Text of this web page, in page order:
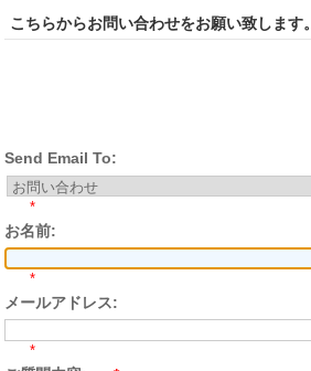
こちらからお問い合わせをお願い致します。
Send Email To:
*
お名前:
*
メールアドレス:
*